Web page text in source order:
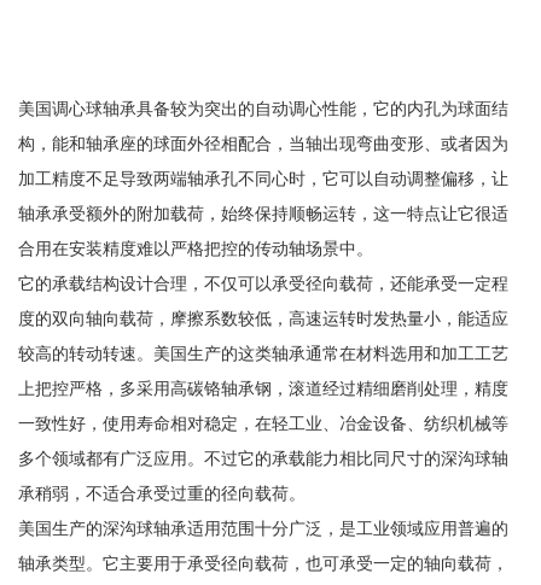
美国调心球轴承具备较为突出的自动调心性能，它的内孔为球面结
构，能和轴承座的球面外径相配合，当轴出现弯曲变形、或者因为
加工精度不足导致两端轴承孔不同心时，它可以自动调整偏移，让
轴承承受额外的附加载荷，始终保持顺畅运转，这一特点让它很适
合用在安装精度难以严格把控的传动轴场景中。
它的承载结构设计合理，不仅可以承受径向载荷，还能承受一定程
度的双向轴向载荷，摩擦系数较低，高速运转时发热量小，能适应
较高的转动转速。美国生产的这类轴承通常在材料选用和加工工艺
上把控严格，多采用高碳铬轴承钢，滚道经过精细磨削处理，精度
一致性好，使用寿命相对稳定，在轻工业、冶金设备、纺织机械等
多个领域都有广泛应用。不过它的承载能力相比同尺寸的深沟球轴
承稍弱，不适合承受过重的径向载荷。
美国生产的深沟球轴承适用范围十分广泛，是工业领域应用普遍的
轴承类型。它主要用于承受径向载荷，也可承受一定的轴向载荷，